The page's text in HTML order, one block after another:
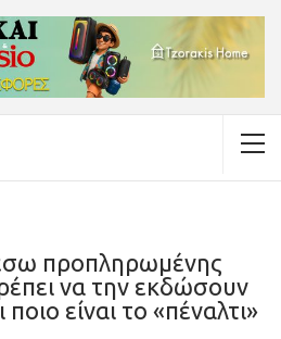
προπληρωμένης
να την εκδώσουν
είναι το «πέναλτι»